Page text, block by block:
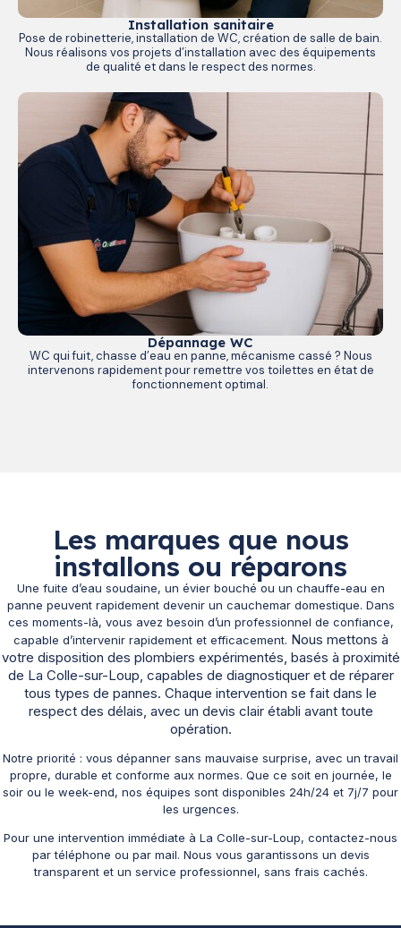
Installation sanitaire
Pose de robinetterie, installation de WC, création de salle de bain.
Nous réalisons vos projets d’installation avec des équipements
de qualité et dans le respect des normes.
Dépannage WC
WC qui fuit, chasse d’eau en panne, mécanisme cassé ? Nous
intervenons rapidement pour remettre vos toilettes en état de
fonctionnement optimal.
Les marques que nous
installons ou réparons
Une fuite d’eau soudaine, un évier bouché ou un chauffe-eau en
panne peuvent rapidement devenir un cauchemar domestique. Dans
ces moments-là, vous avez besoin d’un professionnel de confiance,
capable d’intervenir rapidement et efficacement. Nous mettons à
votre disposition des plombiers expérimentés, basés à proximité
de La Colle-sur-Loup, capables de diagnostiquer et de réparer
tous types de pannes. Chaque intervention se fait dans le
respect des délais, avec un devis clair établi avant toute
opération.
Notre priorité : vous dépanner sans mauvaise surprise, avec un travail
propre, durable et conforme aux normes. Que ce soit en journée, le
soir ou le week-end, nos équipes sont disponibles 24h/24 et 7j/7 pour
les urgences.
Pour une intervention immédiate à La Colle-sur-Loup, contactez-nous
par téléphone ou par mail. Nous vous garantissons un devis
transparent et un service professionnel, sans frais cachés.